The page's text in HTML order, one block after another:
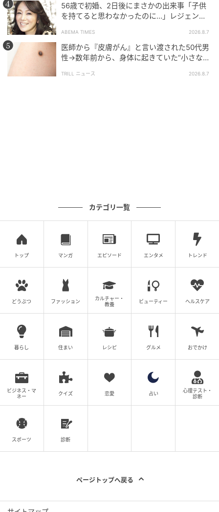
距離を取りたくなる人も多いです」とジャメア。
5. 自分の親の結婚生活についてどう思ってい
るか
DjelicS / Getty Images
「親の結婚生活は、あなたが結婚を望む気持ちに影響
していますか。影響しているならどんな点に惹かれて
るのかを考えてみましょう」とワイリー。それぞれに
よう。
56歳で初婚、2日後にまさかの出来事「子供
を持てると思わなかったのに…」レジェンド
ABEMA TIMES 2026.8.7
医師から『皮膚がん』と言い渡された50代男
性→数年前から、身体に起きていた“小さな異
TRILL ニュース 2026.8.7
カテゴリ一覧
トップ マンガ エピソード エンタメ トレンド
どうぶつ ファッション
カルチャー・
教養
ビューティー ヘルスケア
暮らし 住まい レシピ グルメ おでかけ
ビジネス・マ
ネー
クイズ 恋愛 占い
心理テスト・
診断
スポーツ 診断
ページトップへ戻る